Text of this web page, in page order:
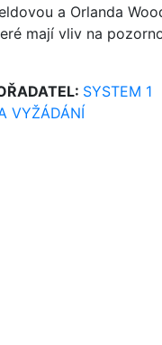
a Orlanda
mají vliv na
SYSTEM 1
VYŽÁDÁNÍ